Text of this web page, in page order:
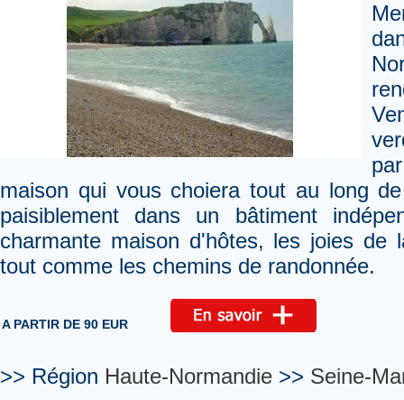
maison qui vous choiera tout au long
paisiblement dans un bâtiment
charmante maison d'hôtes, les joies de
tout comme les chemins de randonnée.
A PARTIR DE 90 EUR
>> Région Haute-Normandie >> Seine-